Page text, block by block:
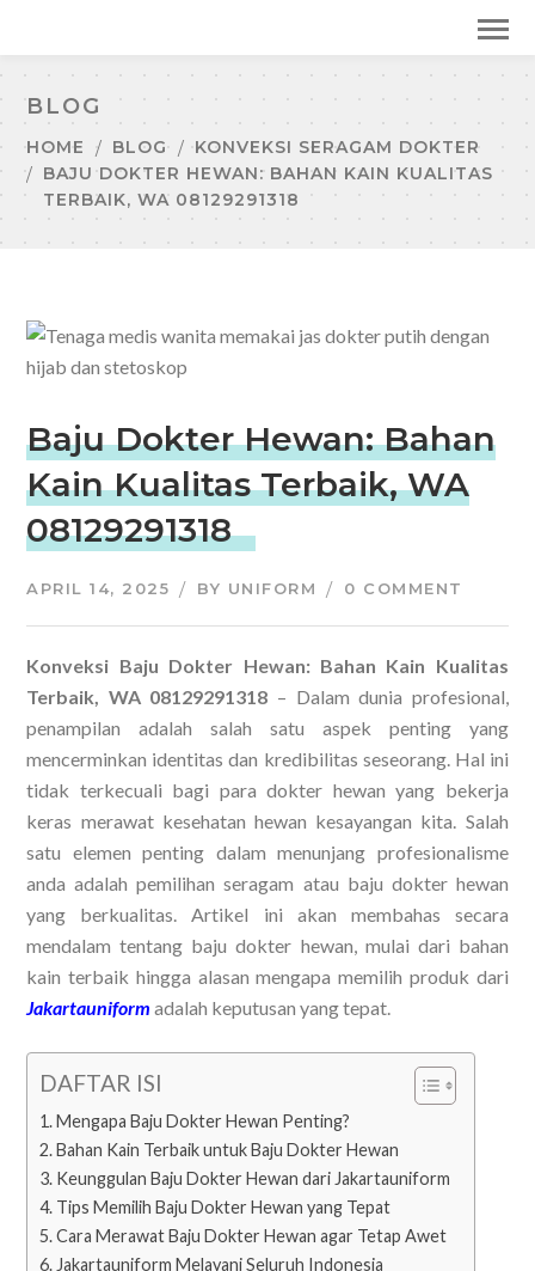
BLOG
HOME BLOG
KONVEKSI SERAGAM DOKTER
BAJU DOKTER HEWAN: BAHAN KAIN KUALITAS
TERBAIK, WA 08129291318
Baju Dokter Hewan: Bahan
Kain Kualitas Terbaik, WA
08129291318
APRIL 14, 2025 BY UNIFORM 0 COMMENT
Konveksi Baju Dokter Hewan: Bahan Kain Kualitas
Terbaik, WA 08129291318 – Dalam dunia profesional,
penampilan adalah salah satu aspek penting yang
mencerminkan identitas dan kredibilitas seseorang. Hal ini
tidak terkecuali bagi para dokter hewan yang bekerja
keras merawat kesehatan hewan kesayangan kita. Salah
satu elemen penting dalam menunjang profesionalisme
anda adalah pemilihan seragam atau baju dokter hewan
yang berkualitas. Artikel ini akan membahas secara
mendalam tentang baju dokter hewan, mulai dari bahan
kain terbaik hingga alasan mengapa memilih produk dari
Jakartauniform adalah keputusan yang tepat.
DAFTAR ISI
Mengapa Baju Dokter Hewan Penting?
Bahan Kain Terbaik untuk Baju Dokter Hewan
Keunggulan Baju Dokter Hewan dari Jakartauniform
Tips Memilih Baju Dokter Hewan yang Tepat
Cara Merawat Baju Dokter Hewan agar Tetap Awet
Jakartauniform Melayani Seluruh Indonesia